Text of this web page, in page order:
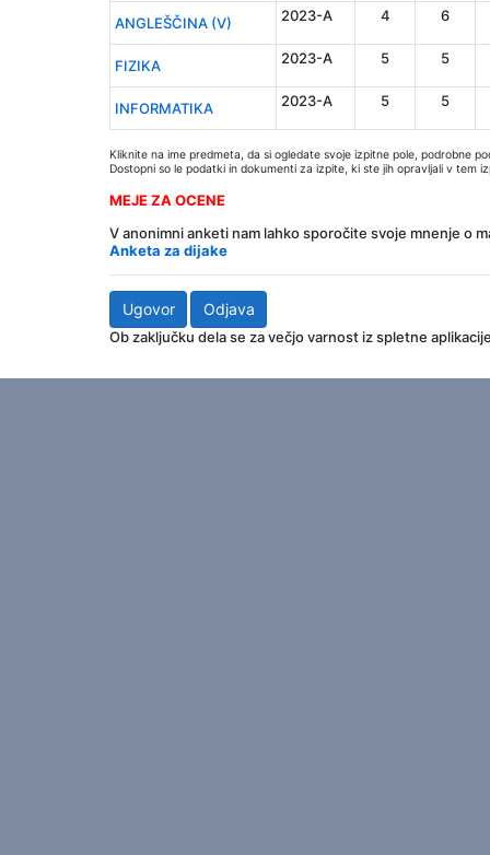
ANGLEŠČINA (V) 2023-A 4 6
FIZIKA 2023-A 5 5
INFORMATIKA 2023-A 5 5
Kliknite na ime predmeta, da si ogledate svoje izpitne pole, podrobne
Dostopni so le podatki in dokumenti za izpite, ki ste jih opravljali v tem
MEJE ZA OCENE
V anonimni anketi nam lahko sporočite svoje mnenje o
Anketa za dijake
Ugovor Odjava
Ob zaključku dela se za večjo varnost iz spletne